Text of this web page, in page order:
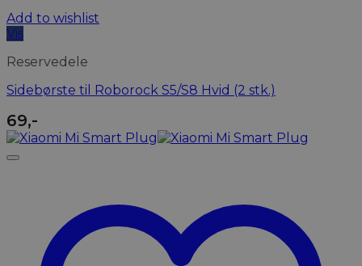
Add to wishlist
Vis
Reservedele
Sidebørste til Roborock S5/S8 Hvid (2 stk.)
69,-